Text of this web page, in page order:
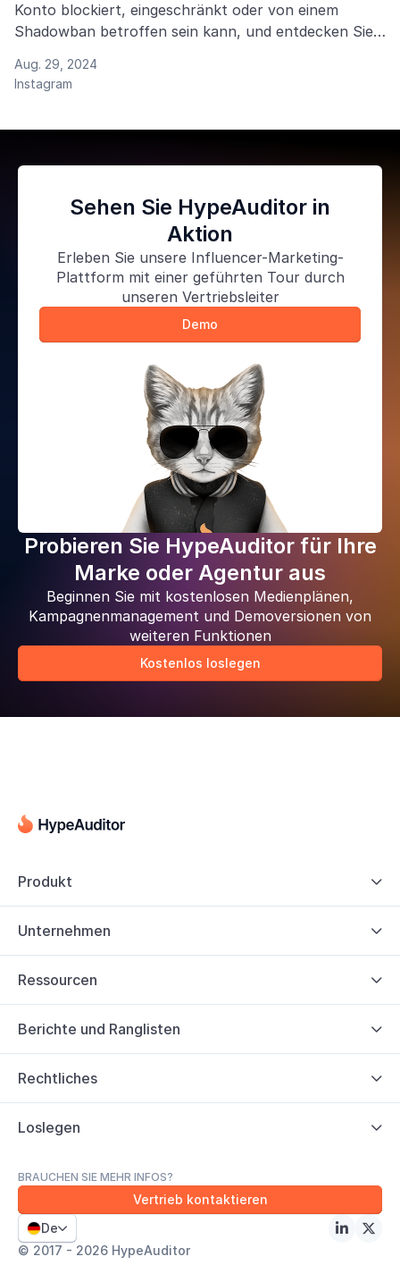
Konto blockiert, eingeschränkt oder von einem
Shadowban betroffen sein kann, und entdecken Sie
Aug. 29, 2024
Instagram
Sehen Sie HypeAuditor in
Aktion
Erleben Sie unsere Influencer-Marketing-
Plattform mit einer geführten Tour durch
unseren Vertriebsleiter
Demo
Probieren Sie HypeAuditor für Ihre
Marke oder Agentur aus
Beginnen Sie mit kostenlosen Medienplänen,
Kampagnenmanagement und Demoversionen von
weiteren Funktionen
Kostenlos loslegen
BRAUCHEN SIE MEHR INFOS?
Vertrieb kontaktieren
 
De
© 2017 - 2026 HypeAuditor
Produkt 
Unternehmen 
Ressourcen 
Berichte und Ranglisten 
Rechtliches 
Loslegen 